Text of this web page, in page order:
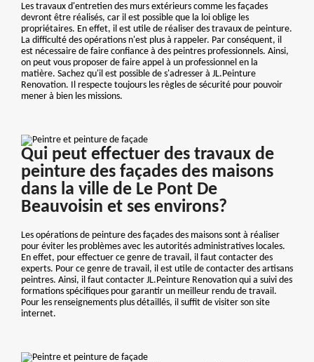
Les travaux d'entretien des murs extérieurs comme les façades
devront être réalisés, car il est possible que la loi oblige les
propriétaires. En effet, il est utile de réaliser des travaux de peinture.
La difficulté des opérations n'est plus à rappeler. Par conséquent, il
est nécessaire de faire confiance à des peintres professionnels. Ainsi,
on peut vous proposer de faire appel à un professionnel en la
matière. Sachez qu'il est possible de s'adresser à JL.Peinture
Renovation. Il respecte toujours les règles de sécurité pour pouvoir
mener à bien les missions.
Qui peut effectuer des travaux de
peinture des façades des maisons
dans la ville de Le Pont De
Beauvoisin et ses environs?
Les opérations de peinture des façades des maisons sont à réaliser
pour éviter les problèmes avec les autorités administratives locales.
En effet, pour effectuer ce genre de travail, il faut contacter des
experts. Pour ce genre de travail, il est utile de contacter des artisans
peintres. Ainsi, il faut contacter JL.Peinture Renovation qui a suivi des
formations spécifiques pour garantir un meilleur rendu de travail.
Pour les renseignements plus détaillés, il suffit de visiter son site
internet.